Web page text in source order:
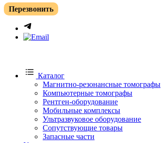
Перезвонить
Каталог
Магнитно-резонансные томографы
Компьютерные томографы
Рентген-оборудование
Мобильные комплексы
Ультразвуковое оборудование
Сопутствующие товары
Запасные части